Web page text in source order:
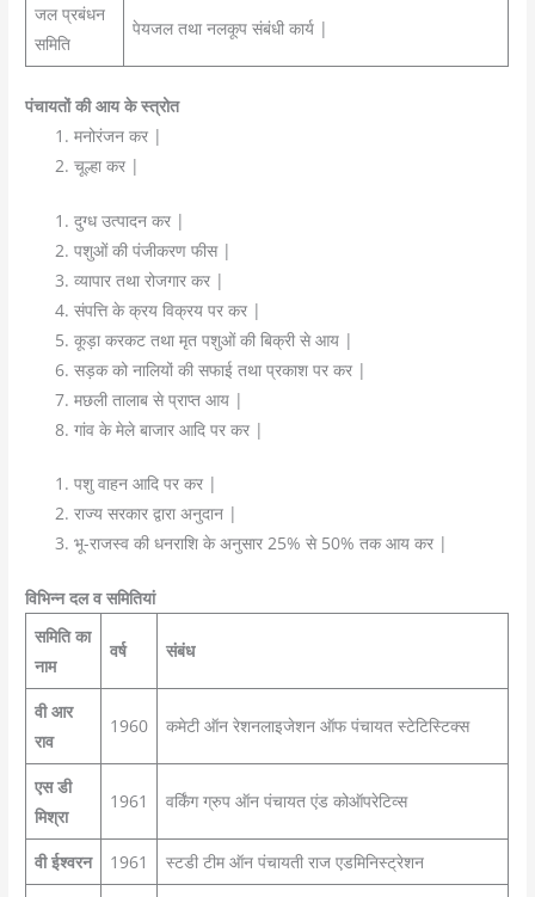
जल प्रबंधन
समिति
पेयजल तथा नलकूप संबंधी कार्य |
पंचायतों की आय के स्त्रोत
मनोरंजन कर |
चूल्हा कर |
दुग्ध उत्पादन कर |
पशुओं की पंजीकरण फीस |
व्यापार तथा रोजगार कर |
संपत्ति के क्रय विक्रय पर कर |
कूड़ा करकट तथा मृत पशुओं की बिक्री से आय |
सड़क को नालियों की सफाई तथा प्रकाश पर कर |
मछली तालाब से प्राप्त आय |
गांव के मेले बाजार आदि पर कर |
पशु वाहन आदि पर कर |
राज्य सरकार द्वारा अनुदान |
भू-राजस्व की धनराशि के अनुसार 25% से 50% तक आय कर |
विभिन्न दल व समितियां
समिति का
नाम
वर्ष संबंध
वी आर
राव
1960 कमेटी ऑन रेशनलाइजेशन ऑफ पंचायत स्टेटिस्टिक्स
एस डी
मिश्रा
1961 वर्किंग ग्रुप ऑन पंचायत एंड कोऑपरेटिव्स
वी ईश्वरन 1961
स्टडी टीम ऑन पंचायती राज एडमिनिस्ट्रेशन